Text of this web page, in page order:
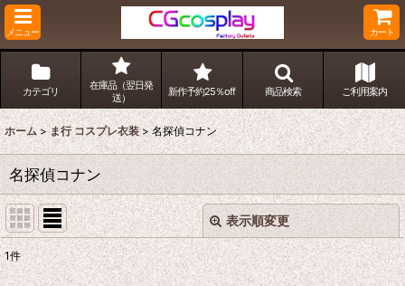
メニュー カート
カテゴリ
在庫品（翌日発
送）
新作予約25％off 商品検索 ご利用案内
ホーム > ま行 コスプレ衣装 > 名探偵コナン
名探偵コナン
表示順変更
表示数:
閉じる
1件